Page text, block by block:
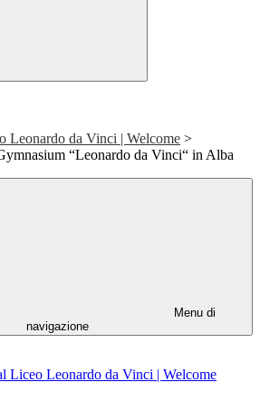
Leonardo da Vinci | Welcome >
“Leonardo da Vinci“ in Alba
Menu di
navigazione
Liceo Leonardo da Vinci | Welcome